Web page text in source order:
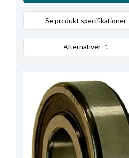
Se produkt specifikationer
Alternativer 1